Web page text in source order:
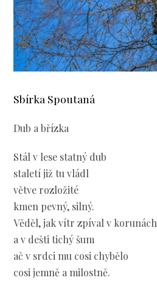
Sbírka Spoutaná
Dub a břízka
Stál v lese statný dub
staletí již tu vládl
větve rozložité
kmen pevný, silný.
Věděl, jak vítr zpíval v korunách
a v dešti tichý šum
ač v srdci mu cosi chybělo
cosi jemně a milostně.